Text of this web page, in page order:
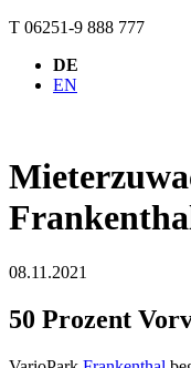
T 06251-9 888 777
DE
EN
08.11.2021
50 Prozent